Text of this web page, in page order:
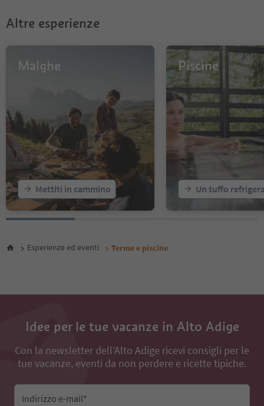
Altre esperienze
Malghe
Mettiti in cammino
Piscine
Un tuffo
Esperienze ed eventi Terme e piscine
Idee per le tue vacanze in Alto Adige
Con la newsletter dell’Alto Adige ricevi consigli per le
tue vacanze, eventi da non perdere e ricette tipiche.
Indirizzo e-mail*